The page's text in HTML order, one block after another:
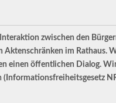
zwischen den
Aktenschränken im Rathaus.
einen öffentlichen Dialog.